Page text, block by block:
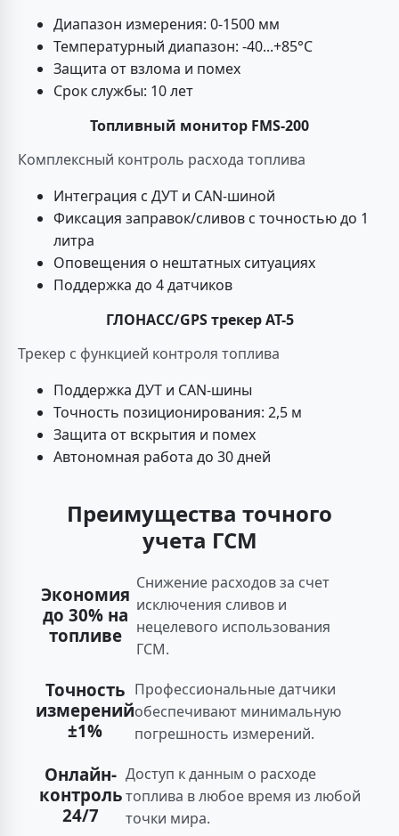
Диапазон измерения: 0-1500 мм
Температурный диапазон: -40...+85°C
Защита от взлома и помех
Срок службы: 10 лет
Топливный монитор FMS-200
Комплексный контроль расхода топлива
Интеграция с ДУТ и CAN-шиной
Фиксация заправок/сливов с точностью до 1
литра
Оповещения о нештатных ситуациях
Поддержка до 4 датчиков
ГЛОНАСС/GPS трекер AT-5
Трекер с функцией контроля топлива
Поддержка ДУТ и CAN-шины
Точность позиционирования: 2,5 м
Защита от вскрытия и помех
Автономная работа до 30 дней
Преимущества точного
учета ГСМ
Экономия
до 30% на
топливе
Снижение расходов за счет
исключения сливов и
нецелевого использования
ГСМ.
Точность
измерений
±1%
Профессиональные датчики
обеспечивают минимальную
погрешность измерений.
Онлайн-
контроль
24/7
Доступ к данным о расходе
топлива в любое время из любой
точки мира.